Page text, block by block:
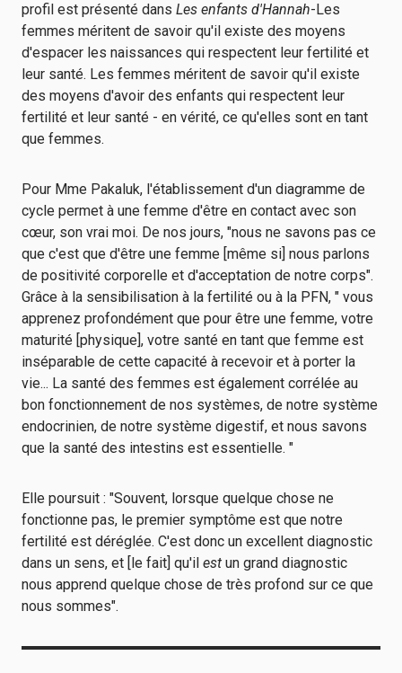
profil est présenté dans Les enfants d'Hannah-Les
femmes méritent de savoir qu'il existe des moyens
d'espacer les naissances qui respectent leur fertilité et
leur santé. Les femmes méritent de savoir qu'il existe
des moyens d'avoir des enfants qui respectent leur
fertilité et leur santé - en vérité, ce qu'elles sont en tant
que femmes.
Pour Mme Pakaluk, l'établissement d'un diagramme de
cycle permet à une femme d'être en contact avec son
cœur, son vrai moi. De nos jours, "nous ne savons pas ce
que c'est que d'être une femme [même si] nous parlons
de positivité corporelle et d'acceptation de notre corps".
Grâce à la sensibilisation à la fertilité ou à la PFN, " vous
apprenez profondément que pour être une femme, votre
maturité [physique], votre santé en tant que femme est
inséparable de cette capacité à recevoir et à porter la
vie... La santé des femmes est également corrélée au
bon fonctionnement de nos systèmes, de notre système
endocrinien, de notre système digestif, et nous savons
que la santé des intestins est essentielle. "
Elle poursuit : "Souvent, lorsque quelque chose ne
fonctionne pas, le premier symptôme est que notre
fertilité est déréglée. C'est donc un excellent diagnostic
dans un sens, et [le fait] qu'il est un grand diagnostic
nous apprend quelque chose de très profond sur ce que
nous sommes".